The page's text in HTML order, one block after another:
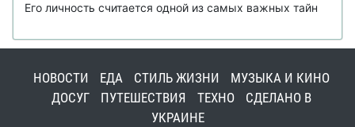
Его личность считается одной из самых важных тайн
НОВОСТИ ЕДА СТИЛЬ ЖИЗНИ
МУЗЫКА И КИНО
ДОСУГ
ПУТЕШЕСТВИЯ ТЕХНО
СДЕЛАНО В
УКРАИНЕ